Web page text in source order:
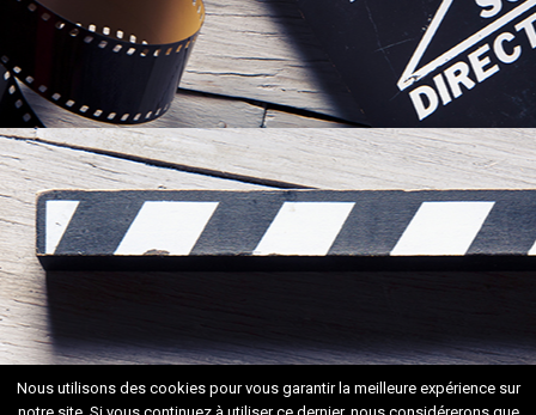
Nous utilisons des cookies pour vous garantir la meilleure expérience sur